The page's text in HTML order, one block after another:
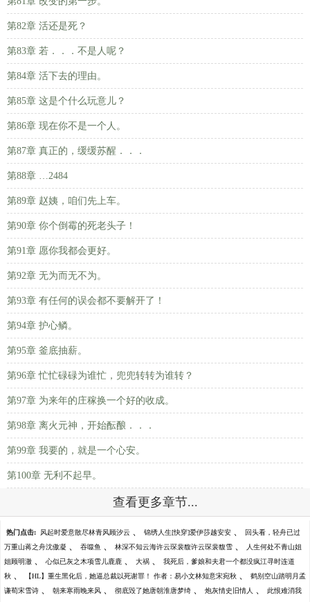
第82章 活还是死？
第83章 若．．．不是人呢？
第84章 活下去的理由。
第85章 这是个什么玩意儿？
第86章 现在你不是一个人。
第87章 真正的，缓缓苏醒．．．
第88章 …2484
第89章 赵姨，咱们先上车。
第90章 你个倒霉的死老头子！
第91章 愿你我都会更好。
第92章 无为而无不为。
第93章 有任何的误会都不要解开了！
第94章 护心鳞。
第95章 釜底抽薪。
第96章 忙忙碌碌为谁忙，兜兜转转为谁转？
第97章 为来年的庄稼换一个好的收成。
第98章 离火元神，开始酝酿．．．
第99章 我要的，就是一个心安。
第100章 无利不起早。
查看更多章节...
热门点击: 风起时爱意散尽林青风顾汐云 、 锦绣人生[快穿]爱伊莎越安安 、 回头看，轻舟已过
万重山蒋之舟沈傲凝 、 吞噬鱼 、 林深不知云海许云琛裴馥许云琛裴馥雪 、 人生何处不青山姐
姐顾明澈 、 心似已灰之木项雪儿鹿鹿 、 大祸 、 我死后，爹娘和夫君一个都没疯江寻时连道
秋 、 【HL】重生黑化后，她逼总裁以死谢罪！ 作者：易小文林知意宋宛秋 、 鹤别空山踏明月孟
谦荀宋雪诗 、 朝来寒雨晚来风 、 彻底毁了她唐朝淮唐梦绮 、 炮灰情史旧情人 、 此恨难消我